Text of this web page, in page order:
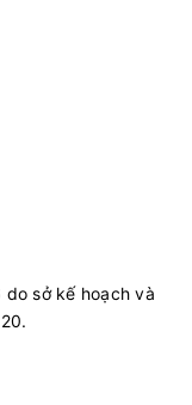
sở kế hoạch và